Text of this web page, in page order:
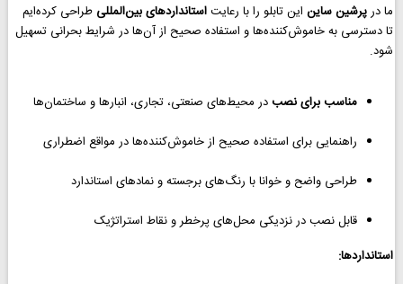
ما درپرشین ساین این تابلو را با رعایتاستانداردهای بین‌المللی طراحی کرده‌ایم
تا دسترسی به خاموش‌کننده‌ها و استفاده صحیح از آن‌ها در شرایط بحرانی تسهیل
شود.
مناسب برای نصبدر محیط‌های صنعتی، تجاری، انبارها و ساختمان‌ها
راهنمایی برای استفاده صحیح از خاموش‌کننده‌ها در مواقع اضطراری
طراحی واضح و خوانا با رنگ‌های برجسته و نمادهای استاندارد
قابل نصب در نزدیکی محل‌های پرخطر و نقاط استراتژیک
استانداردها: